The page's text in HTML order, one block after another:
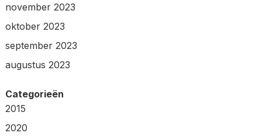
november 2023
oktober 2023
september 2023
augustus 2023
Categorieën
2015
2020